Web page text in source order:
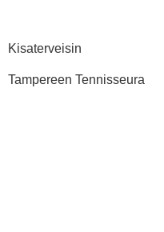
Kisaterveisin
Tampereen Tennisseura